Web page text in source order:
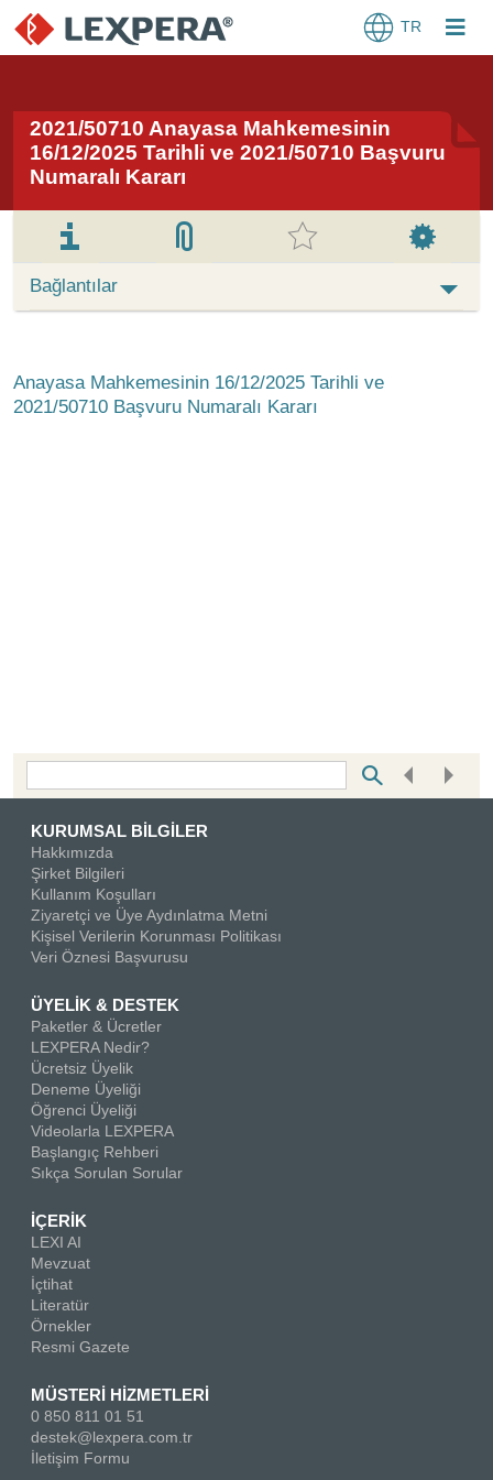
TR
2021/50710 Anayasa Mahkemesinin
16/12/2025 Tarihli ve 2021/50710 Başvuru
Numaralı Kararı
Bağlantılar
Anayasa Mahkemesinin 16/12/2025 Tarihli ve
2021/50710 Başvuru Numaralı Kararı
KURUMSAL BİLGİLER
Hakkımızda
Şirket Bilgileri
Kullanım Koşulları
Ziyaretçi ve Üye Aydınlatma Metni
Kişisel Verilerin Korunması Politikası
Veri Öznesi Başvurusu
ÜYELİK & DESTEK
Paketler & Ücretler
LEXPERA Nedir?
Ücretsiz Üyelik
Deneme Üyeliği
Öğrenci Üyeliği
Videolarla LEXPERA
Başlangıç Rehberi
Sıkça Sorulan Sorular
İÇERİK
LEXI AI
Mevzuat
İçtihat
Literatür
Örnekler
Resmi Gazete
MÜSTERİ HİZMETLERİ
0 850 811 01 51
destek@lexpera.com.tr
İletişim Formu